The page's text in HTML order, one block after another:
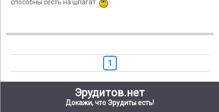
способны сесть на шпагат.
1
Эрудитов.нет
Докажи, что Эрудиты есть!